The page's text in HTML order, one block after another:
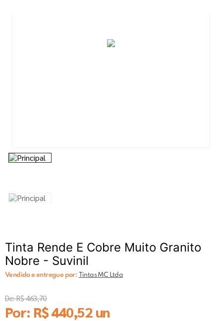
Tinta Rende E Cobre Muito Granito
Nobre - Suvinil
Vendido e entregue por: Tintas MC Ltda
De:R$463,70
Por: R$440,52un